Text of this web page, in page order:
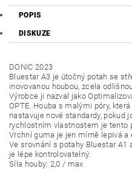
POPIS
DISKUZE
DONIC 2023
Bluestar A3 je útočný potah se
inovovanou houbou, zcela
Výrobce ji nazval jako
OPTE. Houba s malými póry,
nastavuje nové standardy, pokud
rychlostním vlastnostem je tento
Vrchní guma je jen mírně lepivá a
Ve srovnání s potahy Bluestar A1
je lépe kontrolovatelný.
Síla houby: 2,0 / max